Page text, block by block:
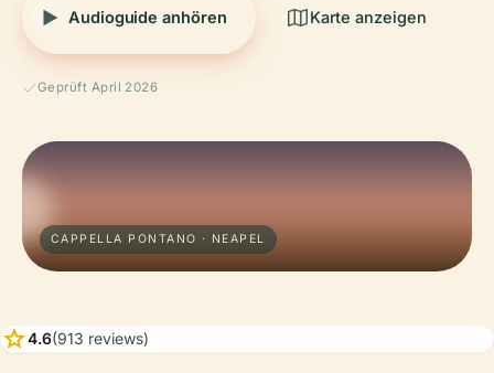
Audioguide anhören Karte anzeigen
Geprüft April 2026
CAPPELLA PONTANO · NEAPEL
star4.6(913 reviews)